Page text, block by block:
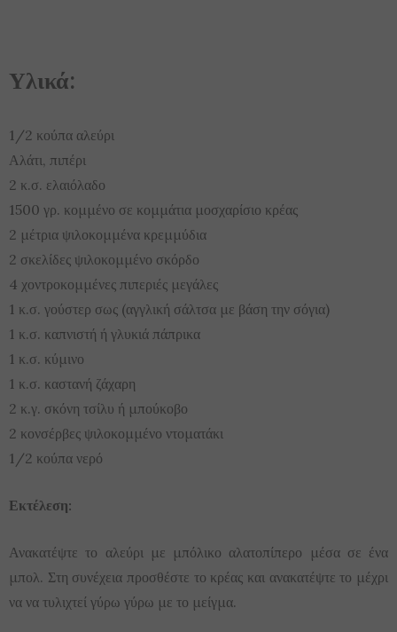
Υλικά:
1/2 κούπα αλεύρι
Αλάτι, πιπέρι
2 κ.σ. ελαιόλαδο
1500 γρ. κομμένο σε κομμάτια μοσχαρίσιο κρέας
2 μέτρια ψιλοκομμένα κρεμμύδια
2 σκελίδες ψιλοκομμένο σκόρδο
4 χοντροκομμένες πιπεριές μεγάλες
1 κ.σ. γούστερ σως (αγγλική σάλτσα με βάση την σόγια)
1 κ.σ. καπνιστή ή γλυκιά πάπρικα
1 κ.σ. κύμινο
1 κ.σ. καστανή ζάχαρη
2 κ.γ. σκόνη τσίλυ ή μπούκοβο
2 κονσέρβες ψιλοκομμένο ντοματάκι
1/2 κούπα νερό
Εκτέλεση:
Ανακατέψτε το αλεύρι με μπόλικο αλατοπίπερο μέσα σε ένα
μπολ. Στη συνέχεια προσθέστε το κρέας και ανακατέψτε το μέχρι
να να τυλιχτεί γύρω γύρω με το μείγμα.